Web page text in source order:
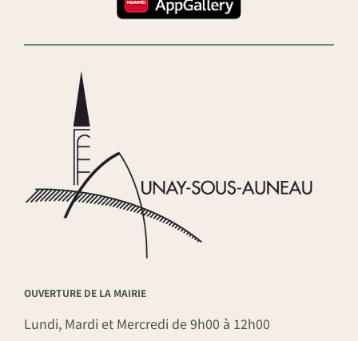
OUVERTURE DE LA MAIRIE
Lundi, Mardi et Mercredi de 9h00 à 12h00